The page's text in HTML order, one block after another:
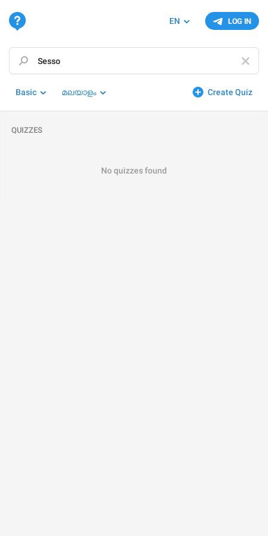
LOG IN
EN
Create Quiz
Basic മലയാളം
QUIZZES
No quizzes found